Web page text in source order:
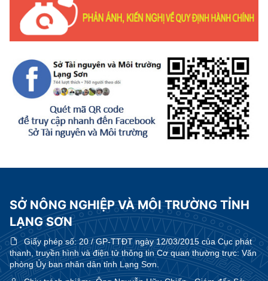
SỞ NÔNG NGHIỆP VÀ MÔI TRƯỜNG TỈNH
LẠNG SƠN
Giấy phép số:20 / GP-TTĐT ngày 12/03/2015 của Cục phát
thanh, truyền hình và điện tử thông tin Cơ quan thường trực: Văn
phòng Ủy ban nhân dân tỉnh Lạng Sơn.